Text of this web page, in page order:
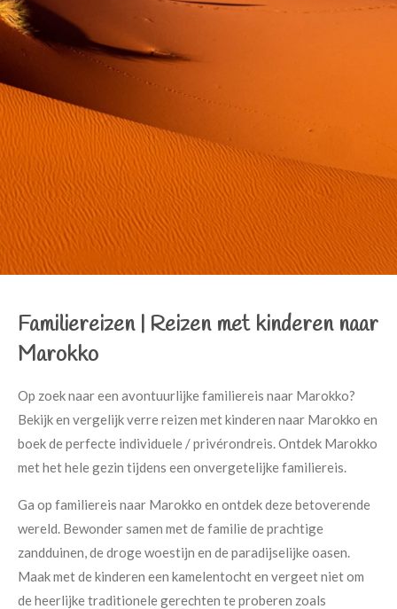
Familiereizen | Reizen met kinderen naar
Marokko
Op zoek naar een avontuurlijke familiereis naar Marokko?
Bekijk en vergelijk verre reizen met kinderen naar Marokko en
boek de perfecte individuele / privérondreis. Ontdek Marokko
met het hele gezin tijdens een onvergetelijke familiereis.
Ga op familiereis naar Marokko en ontdek deze betoverende
wereld. Bewonder samen met de familie de prachtige
zandduinen, de droge woestijn en de paradijselijke oasen.
Maak met de kinderen een kamelentocht en vergeet niet om
de heerlijke traditionele gerechten te proberen zoals